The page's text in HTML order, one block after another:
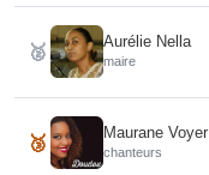
🥈 Aurélie Nella
maire
🥉 Maurane Voyer
chanteurs